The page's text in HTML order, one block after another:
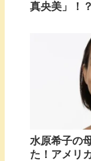
真央美」！？
水原希子の
た！アメリ